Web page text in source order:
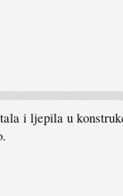
i ljepila u